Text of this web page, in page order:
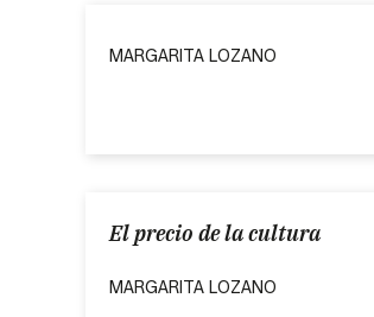
MARGARITA LOZANO
El precio de la cultura
MARGARITA LOZANO